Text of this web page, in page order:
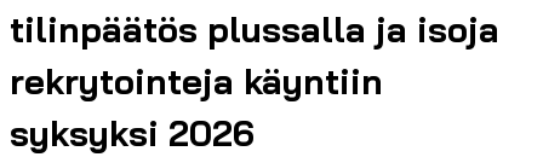
tilinpäätös plussalla ja isoja
rekrytointeja käyntiin
syksyksi 2026